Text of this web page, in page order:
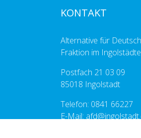
KONTAKT
Alternative für
Fraktion im
Postfach 21 03 09
85018 Ingolstadt
Telefon: 0841 66227
E-Mail: